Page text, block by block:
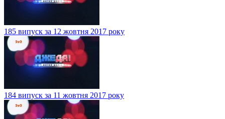
185 випуск за 12 жовтня 2017 року
184 випуск за 11 жовтня 2017 року